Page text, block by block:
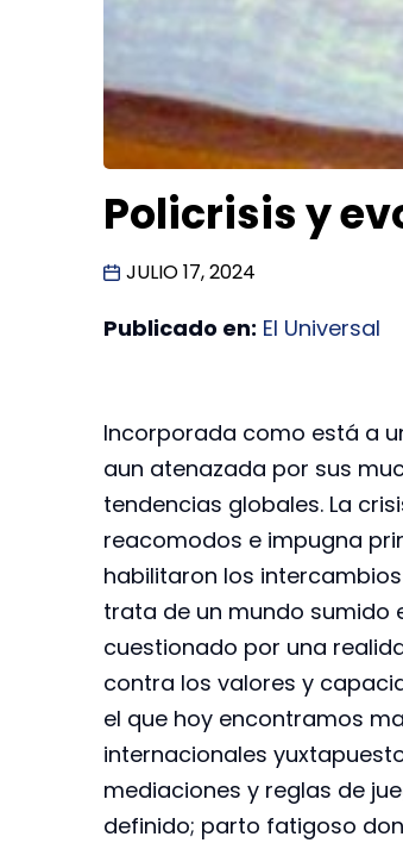
Policrisis y
JULIO 17, 2024
Publicado en: El Universal
Incorporada como está a
aun atenazada por sus
tendencias globales. La
reacomodos e impugna
habilitaron los
trata de un mundo sumido
cuestionado por una
contra los valores y
el que hoy encontramos
internacionales
mediaciones y reglas de
definido; parto fatigoso